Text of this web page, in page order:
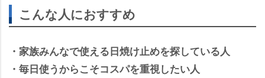
こんな人におすすめ
・家族みんなで使える日焼け止めを探している人
・毎日使うからこそコスパを重視したい人